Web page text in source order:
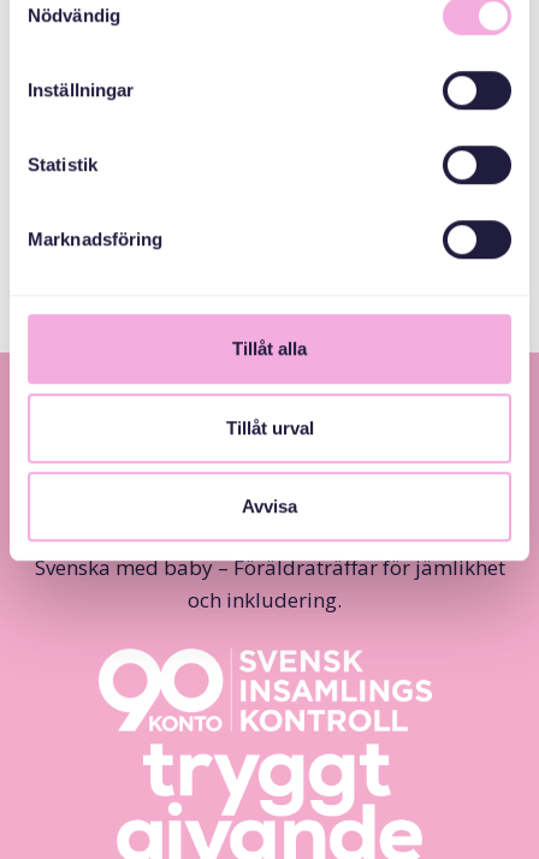
Nödvändig
Inställningar
Statistik
Marknadsföring
Tillåt alla
Tillåt urval
Avvisa
Svenska med baby – Föräldraträffar för jämlikhet
och inkludering.